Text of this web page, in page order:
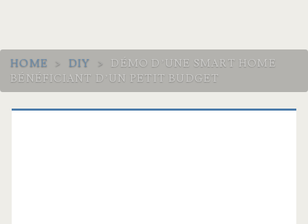
HOME > DIY >
DÉMO D’UNE SMART HOME
BÉNÉFICIANT D’UN PETIT BUDGET